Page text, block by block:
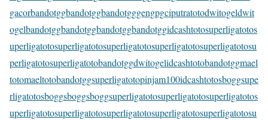
gacorbandotggbandotggbandotgggengpgciputratotodwitogeldwit
ogelbandotggbandotggbandotggbandotggidcashtotosuperligatotos
uperligatotosuperligatotosuperligatotosuperligatotosuperligatotosu
perligatotosuperligatotobandotggdwitogelidcashtotobandotggmael
totomaeltotobandotggsuperligatotopinjam100idcashtotosboggsupe
rligatotosboggsboggsboggsuperligatotosuperligatotosuperligatotos
uperligatotosuperligatotosuperligatotosuperligatotosuperligatotosu